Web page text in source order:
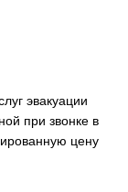
эвакуации
при звонке в
цену